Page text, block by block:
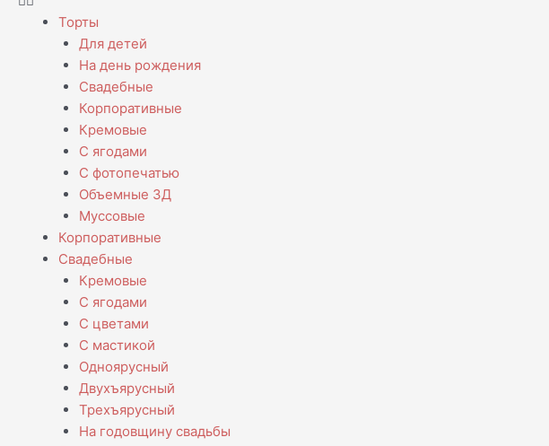
Торты
Для детей
На день рождения
Свадебные
Корпоративные
Кремовые
С ягодами
С фотопечатью
Объемные 3Д
Муссовые
Корпоративные
Свадебные
Кремовые
С ягодами
С цветами
С мастикой
Одноярусный
Двухъярусный
Трехъярусный
На годовщину свадьбы